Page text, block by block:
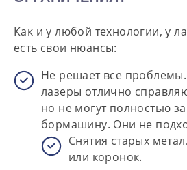
Как и у любой технологии, у
есть свои нюансы:
Не решает все проблемы.
лазеры отлично
но не могут полностью
бормашину. Они не
Снятия старых
или коронок.